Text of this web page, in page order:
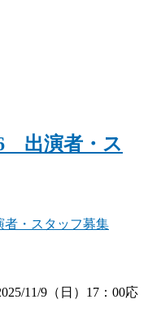
出演者・ス
・スタッフ募集
11/9（日）17：00応